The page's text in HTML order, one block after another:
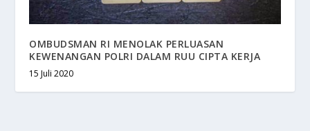
OMBUDSMAN RI MENOLAK PERLUASAN
KEWENANGAN POLRI DALAM RUU CIPTA KERJA
15 Juli 2020